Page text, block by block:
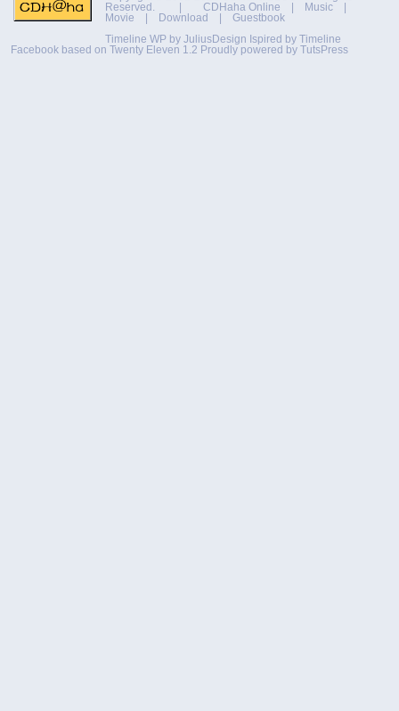
Reserved. | CDHaha Online | Music |
Movie | Download | Guestbook
Timeline WP by JuliusDesign Ispired by Timeline
Facebook based on Twenty Eleven 1.2 Proudly powered by TutsPress